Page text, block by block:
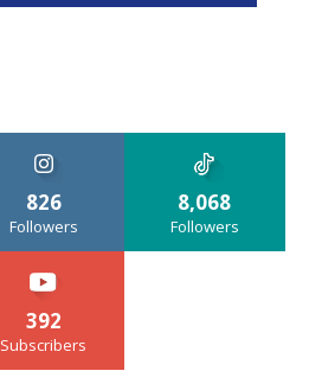
826
Followers
8,068
Followers
392
Subscribers